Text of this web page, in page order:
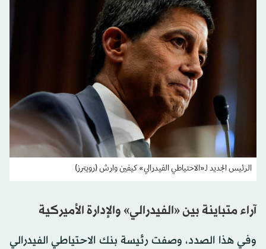
الرئيس الجديد لـ«الاحتياطي الفيدرالي» كيفين وارش (رويترز)
آراء متباينة بين «الفيدرالي» والإدارة الأميركية
وفي هذا الصدد، وصفت رئيسة بنك الاحتياطي الفيدرالي